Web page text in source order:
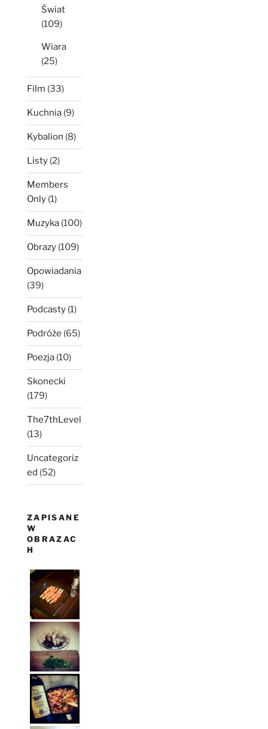
Świat
(109)
Wiara
(25)
Film (33)
Kuchnia (9)
Kybalion (8)
Listy (2)
Members
Only (1)
Muzyka (100)
Obrazy (109)
Opowiadania
(39)
Podcasty (1)
Podróże (65)
Poezja (10)
Skonecki
(179)
The7thLevel
(13)
Uncategoriz
ed (52)
ZAPISANE
W
OBRAZAC
H